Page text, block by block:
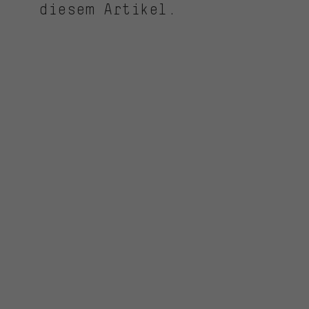
diesem Artikel.